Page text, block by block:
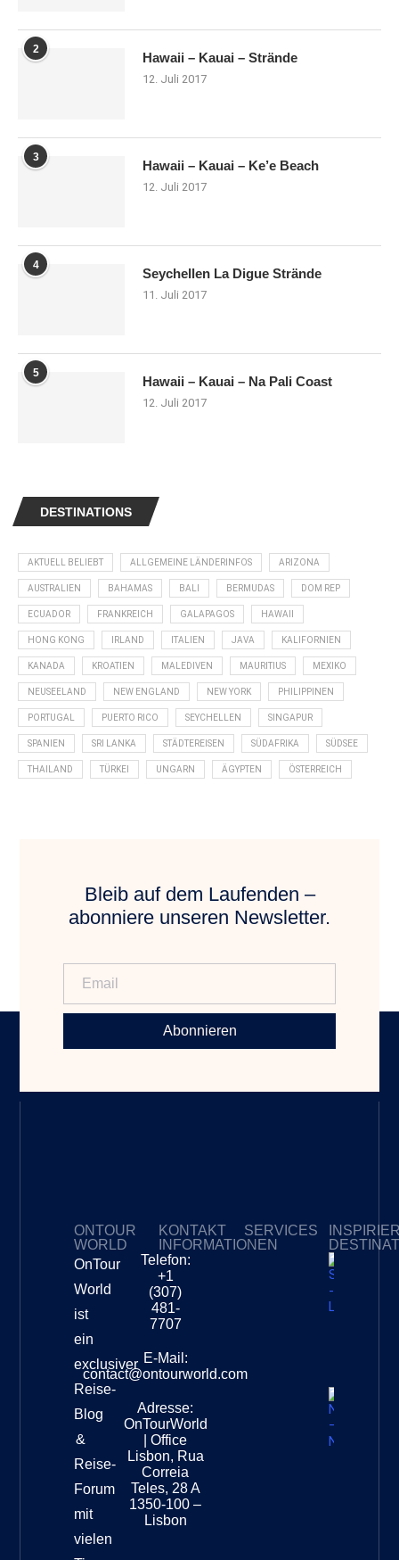
2
Hawaii – Kauai – Strände
12. Juli 2017
3
Hawaii – Kauai – Ke’e Beach
12. Juli 2017
4
Seychellen La Digue Strände
11. Juli 2017
5
Hawaii – Kauai – Na Pali Coast
12. Juli 2017
DESTINATIONS
AKTUELL BELIEBT ALLGEMEINE LÄNDERINFOS ARIZONA
AUSTRALIEN BAHAMAS BALI BERMUDAS DOM REP
ECUADOR FRANKREICH GALAPAGOS HAWAII
HONG KONG IRLAND ITALIEN JAVA KALIFORNIEN
KANADA KROATIEN MALEDIVEN MAURITIUS MEXIKO
NEUSEELAND NEW ENGLAND NEW YORK PHILIPPINEN
PORTUGAL PUERTO RICO SEYCHELLEN SINGAPUR
SPANIEN SRI LANKA STÄDTEREISEN SÜDAFRIKA SÜDSEE
THAILAND TÜRKEI UNGARN ÄGYPTEN ÖSTERREICH
Bleib auf dem Laufenden –
abonniere unseren Newsletter.
Abonnieren
ONTOUR
WORLD
OnTour
World
ist
ein
exclusiver
Reise-
Blog
&
Reise-
Forum
mit
vielen
KONTAKT
INFORMATIONEN
Telefon:
+1
(307)
481-
7707
E-Mail:
contact@ontourworld.com
Adresse:
OnTourWorld
| Office
Lisbon, Rua
Correia
Teles, 28 A
1350-100 –
Lisbon
SERVICES